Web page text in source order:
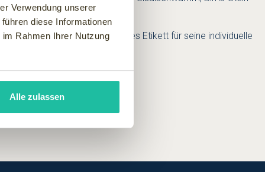
Verwendung unserer
diese Informationen
Rahmen Ihrer Nutzung
Alle zulassen
Etikett.
für ein besonderes liebevolles Etikett für seine individuelle
ideal, oder?